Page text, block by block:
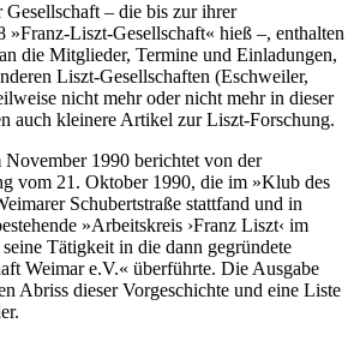
– die bis zur ihrer
»Franz-Liszt-Gesellschaft« hieß –, enthalten
die Mitglieder, Termine und Einladungen,
Liszt-Gesellschaften (Eschweiler,
nicht mehr oder nicht mehr in dieser
auch kleinere Artikel zur Liszt-Forschung.
November 1990 berichtet von der
vom 21. Oktober 1990, die im »Klub des
Schubertstraße stattfand und in
»Arbeitskreis ›Franz Liszt‹ im
Tätigkeit in die dann gegründete
Weimar e.V.« überführte. Die Ausgabe
Abriss dieser Vorgeschichte und eine Liste